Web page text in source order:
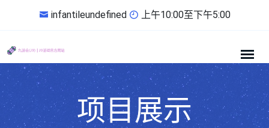
infantileundefined 上午10:00至下午5:00
项目展示